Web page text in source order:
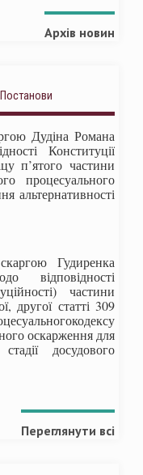
Архів новин
Постанови
Дудіна Романа
Конституції
п’ятого частини
процесуального
альтернативності
Гудиренка
відповідності
частини
другої статті 309
оскарження для
досудового
Переглянути всі